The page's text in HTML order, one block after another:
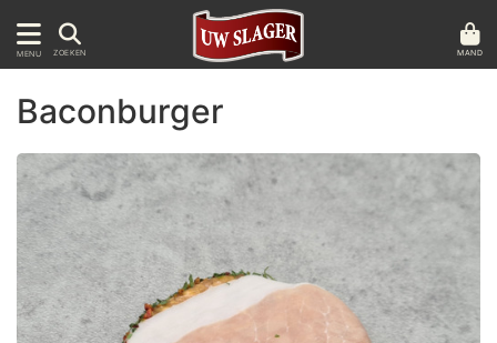
MENU ZOEKEN MAND
Baconburger